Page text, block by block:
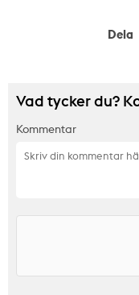
Dela
Vad tycker du?
Kommentar